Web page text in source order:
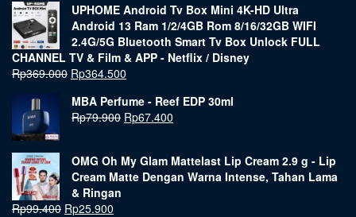
UPHOME Android Tv Box Mini 4K-HD Ultra
Android 13 Ram 1/2/4GB Rom 8/16/32GB WIFI
2.4G/5G Bluetooth Smart Tv Box Unlock FULL
CHANNEL TV & Film & APP - Netflix / Disney
Rp369.000 Rp364.500
MBA Perfume - Reef EDP 30ml
Rp79.900 Rp67.400
OMG Oh My Glam Mattelast Lip Cream 2.9 g - Lip
Cream Matte Dengan Warna Intense, Tahan Lama
& Ringan
Rp99.400 Rp25.900